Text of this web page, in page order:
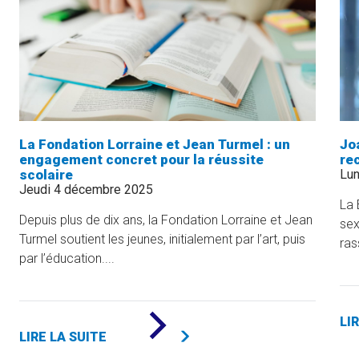
RÉUSSITE
ÉTUDIANTE
À
L’UQAM
La Fondation Lorraine et Jean Turmel : un
engagement concret pour la réussite
scolaire
Jeudi 4 décembre 2025
Depuis plus de dix ans, la Fondation Lorraine et Jean
Turmel soutient les jeunes, initialement par l’art, puis
par l’éducation....
LIRE LA SUITE
La